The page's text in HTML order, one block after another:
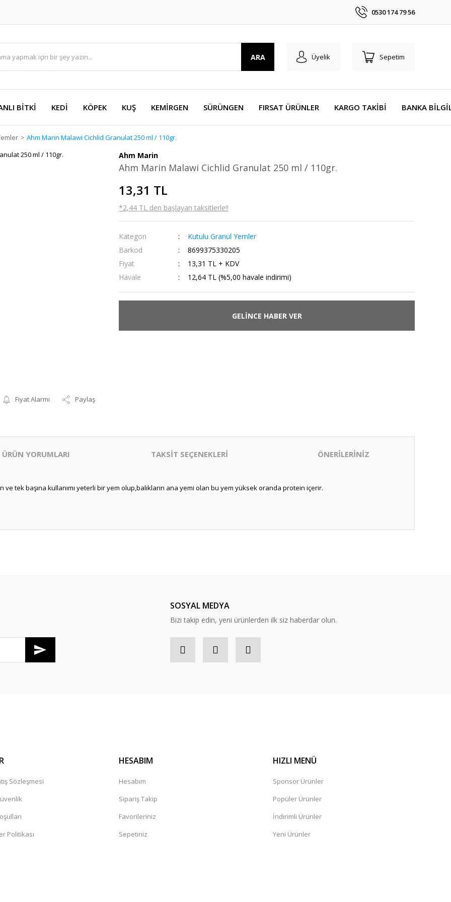
0530 174 79 56
ARA Üyelik Sepetim
BİTKİ KEDİ KÖPEK KUŞ KEMİRGEN SÜRÜNGEN FIRSAT ÜRÜNLER KARGO TAKİBİ BANKA
Ahm Marin Malawi Cichlid Granulat 250 ml / 110gr.
Fiyat Alarmı Paylaş
Ahm Marin
Ahm Marin Malawi Cichlid Granulat 250 ml / 110gr.
13,31 TL
*2,44 TL den başlayan taksitlerle!!
Kategori
Kutulu Granül Yemler
Barkod
8699375330205
Fiyat
13,31 TL + KDV
Havale
12,64 TL (%5,00 havale indirimi)
GELİNCE HABER VER
ÜRÜN YORUMLARI TAKSİT SEÇENEKLERİ ÖNERİLERİNİZ
ve tek başına kullanımı yeterli bir yem olup,balıkların ana yemi olan bu yem yüksek oranda protein içerir.
SOSYAL MEDYA
Bizi takip edin, yeni ürünlerden ilk siz haberdar olun.
Sözleşmesi
Politikası
HESABIM
Hesabım
Sipariş Takip
Favorileriniz
Sepetiniz
HIZLI MENÜ
Sponsor Ürünler
Popüler Ürünler
İndirimli Ürünler
Yeni Ürünler